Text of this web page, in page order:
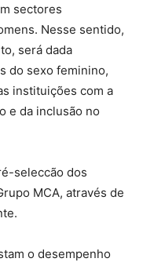
sectores
Nesse sentido,
será dada
do sexo feminino,
instituições com a
e da inclusão no
seleccão dos
MCA, através de
o desempenho